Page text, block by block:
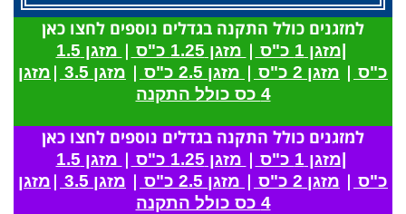
למזגנים כולל התקנה בגדלים נוספים לחצו כאן
|מזגן 1 כ"ס | מזגן 1.25 כ"ס |
מזגן 1.5
כ"ס | מזגן 2 כ"ס | מזגן 2.5 כ"ס | מזגן 3.5 | מזגן
4 כס כולל התקנה
למזגנים כולל התקנה בגדלים נוספים לחצו כאן
|מזגן 1 כ"ס | מזגן 1.25 כ"ס |
מזגן 1.5
כ"ס | מזגן 2 כ"ס | מזגן 2.5 כ"ס | מזגן 3.5 | מזגן
4 כס כולל התקנה